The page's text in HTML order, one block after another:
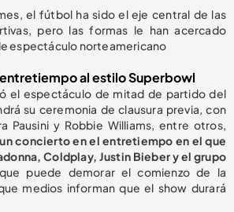
el fútbol ha sido el eje central de las
pero las formas le han acercado
espectáculo norteamericano
al estilo Superbowl
el espectáculo de mitad de partido del
su ceremonia de clausura previa, con
Pausini y Robbie Williams, entre otros,
concierto en el entretiempo en el que
Coldplay, Justin Bieber y el grupo
puede demorar el comienzo de la
medios informan que el show durará